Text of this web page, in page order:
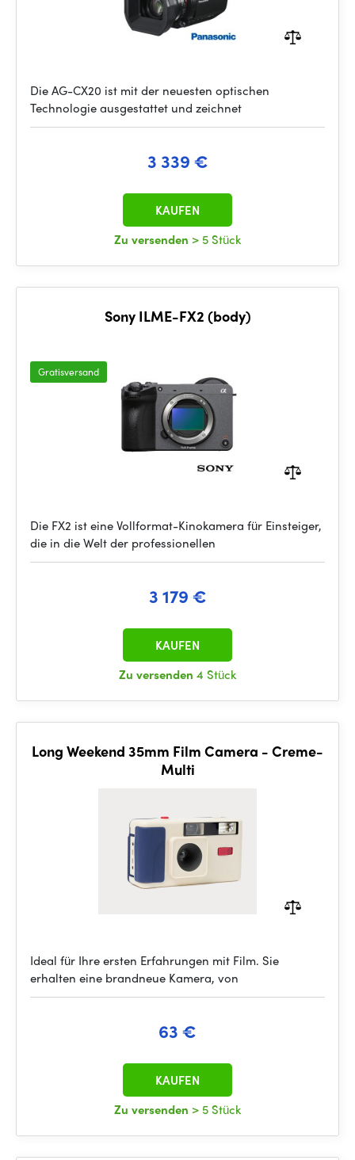
Die AG-CX20 ist mit der neuesten optischen
Technologie ausgestattet und zeichnet
3 339 €
Zu versenden > 5 Stück
KAUFEN
Sony ILME-FX2 (body)
Gratisversand
Die FX2 ist eine Vollformat-Kinokamera für Einsteiger,
die in die Welt der professionellen
3 179 €
Zu versenden 4 Stück
KAUFEN
Long Weekend 35mm Film Camera - Creme-
Multi
Ideal für Ihre ersten Erfahrungen mit Film. Sie
erhalten eine brandneue Kamera, von
63 €
Zu versenden > 5 Stück
KAUFEN